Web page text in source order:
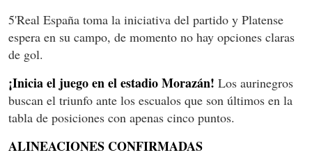
5'Real España toma la iniciativa del partido y Platense
espera en su campo, de momento no hay opciones claras
de gol.
¡Inicia el juego en el estadio Morazán! Los aurinegros
buscan el triunfo ante los escualos que son últimos en la
tabla de posiciones con apenas cinco puntos.
ALINEACIONES CONFIRMADAS